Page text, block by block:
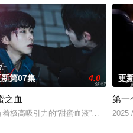
高中生喜欢上了数学老师，成为主
第07集 4.0
之血
着极高吸引力的“甜蜜血液”的男主，
更
第一
2025